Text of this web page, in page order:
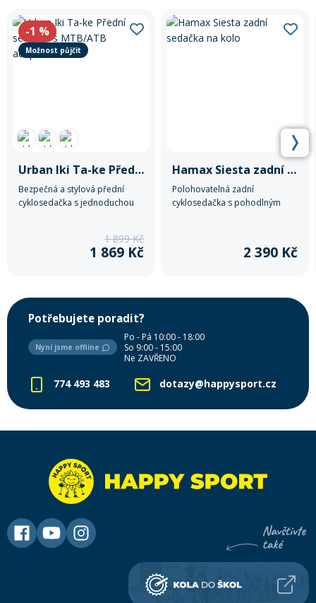
-1 %
Možnost půjčit
Urban Iki Ta-ke Přední sedačka s MTB/ATB adaptérem
Bezpečná a stylová přední
cyklosedačka s jednoduchou
a spolehlivé uchycení pro1 899 Kč
1 869 Kč
Hamax Siesta zadní sedačka na kolo
Polohovatelná zadní
cyklosedačka s pohodlným
2 390 Kč
Potřebujete poradit?
Nyní jsme offline
Po - Pá 10:00 - 18:00
So 9:00 - 15:00
Ne ZAVŘENO
774 493 483 dotazy@happysport.cz